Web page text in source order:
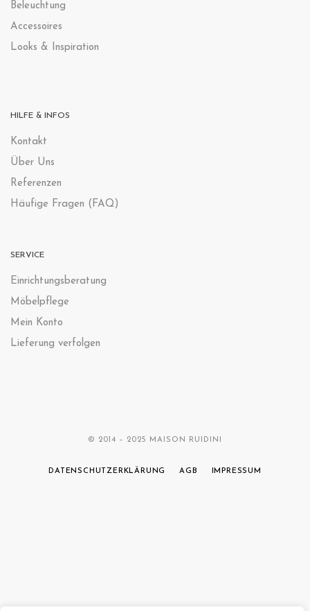
Beleuchtung
Accessoires
Looks & Inspiration
HILFE & INFOS
Kontakt
Über Uns
Referenzen
Häufige Fragen (FAQ)
SERVICE
Einrichtungsberatung
Möbelpflege
Mein Konto
Lieferung verfolgen
© 2014 – 2025 MAISON RUIDINI
DATENSCHUTZERKLÄRUNG AGB IMPRESSUM